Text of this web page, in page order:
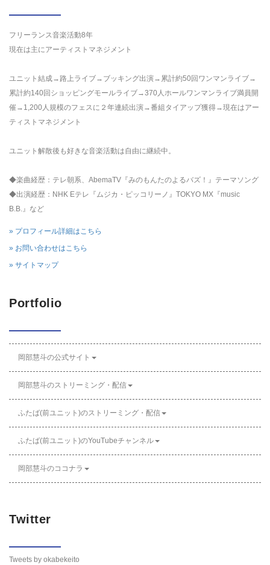
フリーランス音楽活動8年
現在は主にアーティストマネジメント
ユニット結成→路上ライブ→ブッキング出演→累計約50回ワンマンライブ→
累計約140回ショッピングモールライブ→370人ホールワンマンライブ満員開
催→1,200人規模のフェスに２年連続出演→番組タイアップ獲得→現在はアー
ティストマネジメント
ユニット解散後も好きな音楽活動は自由に継続中。
◆楽曲経歴：テレ朝系、AbemaTV『みのもんたのよるバズ！』テーマソング
◆出演経歴：NHK Eテレ『ムジカ・ピッコリーノ』TOKYO MX『music
B.B.』など
» プロフィール詳細はこちら
» お問い合わせはこちら
» サイトマップ
Portfolio
岡部慧斗の公式サイト
岡部慧斗のストリーミング・配信
ふたば(前ユニット)のストリーミング・配信
ふたば(前ユニット)のYouTubeチャンネル
岡部慧斗のココナラ
Twitter
Tweets by okabekeito